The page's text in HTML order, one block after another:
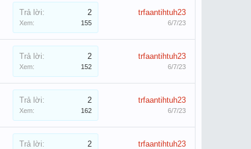
Trả lời: 2
Xem: 155
trfaantihtuh23
6/7/23
Trả lời: 2
Xem: 152
trfaantihtuh23
6/7/23
Trả lời: 2
Xem: 162
trfaantihtuh23
6/7/23
Trả lời: 2 trfaantihtuh23